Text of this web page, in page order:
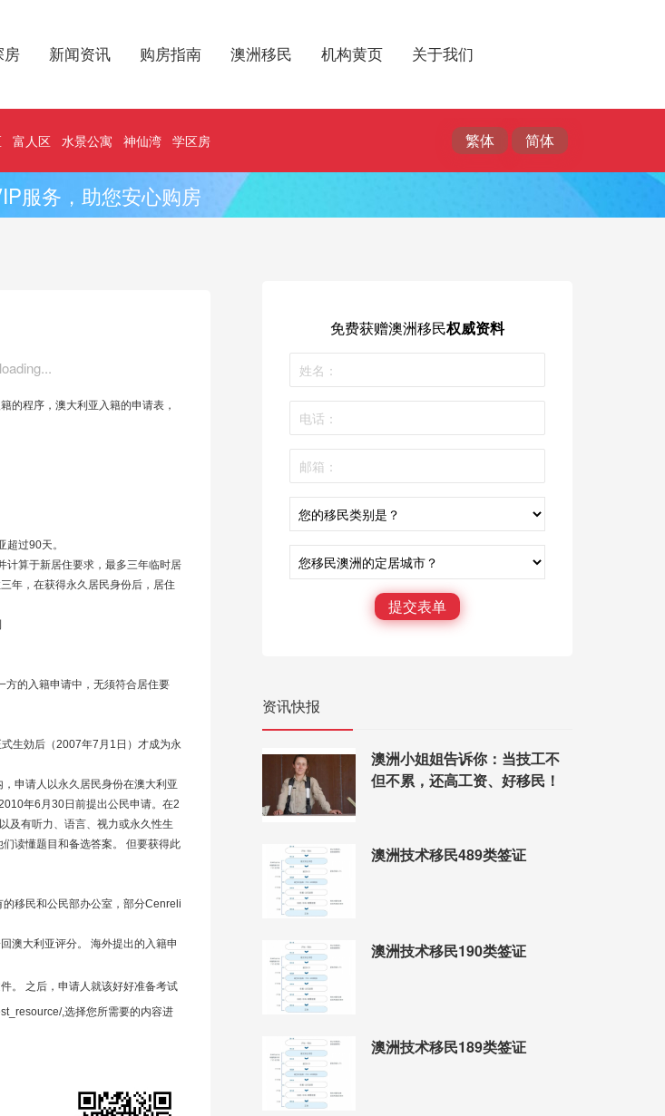
房 新闻资讯 购房指南 澳洲移民 机构黄页 关于我们
富人区 水景公寓 神仙湾 学区房
服务，助您安心购房
loading...
的程序，澳大利亚入籍的申请表，
超过90天。
计算于新居住要求，最多三年临时居
年，在获得永久居民身份后，居住
方的入籍申请中，无须符合居住要
生効后（2007年7 月 1 日）才成为永
，申请人以永久居民身份在澳大利亚
年6 月 30日前提出公民申请。在2
及有听力、语言、视力或永久性生
读懂题目和备选答案。
但要获得此
移民和公民部办公室，部分Cenreli
澳大利亚评分。
海外提出的入籍申
。
之后，申请人就该好好准备考试
,选择您所需要的内容进
免费获赠澳洲移民权威资料
提交表单
资讯快报
澳洲小姐姐告诉你：当技工不
但不累，还高工资、好移民！
澳洲技术移民489类签证
澳洲技术移民190类签证
澳洲技术移民189类签证